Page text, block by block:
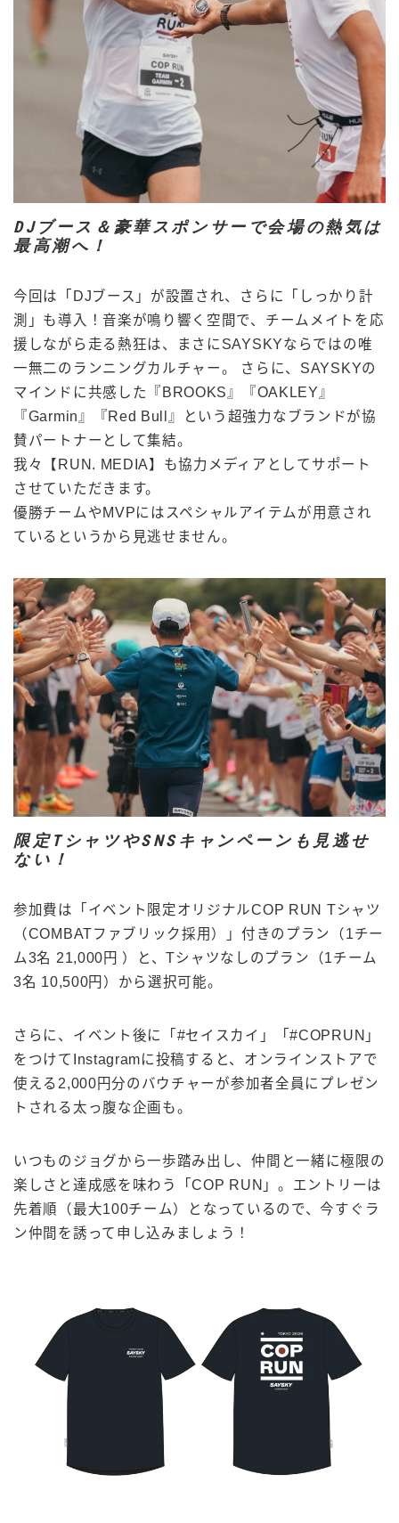
DJブース＆豪華スポンサーで会場の熱気は
最高潮へ！
今回は「DJブース」が設置され、さらに「しっかり計
測」も導入！音楽が鳴り響く空間で、チームメイトを応
援しながら走る熱狂は、まさにSAYSKYならではの唯
一無二のランニングカルチャー。 さらに、SAYSKYの
マインドに共感した『BROOKS』『OAKLEY』
『Garmin』『Red Bull』という超強力なブランドが協
賛パートナーとして集結。
我々【RUN. MEDIA】も協力メディアとしてサポート
させていただきます。
優勝チームやMVPにはスペシャルアイテムが用意され
ているというから見逃せません。
限定TシャツやSNSキャンペーンも見逃せ
ない！
参加費は「イベント限定オリジナルCOP RUN Tシャツ
（COMBATファブリック採用）」付きのプラン（1チー
ム3名 21,000円 ）と、Tシャツなしのプラン（1チーム
3名 10,500円）から選択可能。
さらに、イベント後に「#セイスカイ」「#COPRUN」
をつけてInstagramに投稿すると、オンラインストアで
使える2,000円分のバウチャーが参加者全員にプレゼン
トされる太っ腹な企画も。
いつものジョグから一歩踏み出し、仲間と一緒に極限の
楽しさと達成感を味わう「COP RUN」。エントリーは
先着順（最大100チーム）となっているので、今すぐラ
ン仲間を誘って申し込みましょう！